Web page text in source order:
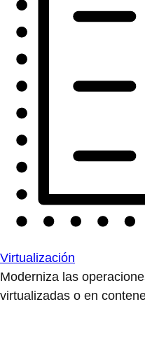
Virtualización
Moderniza las
virtualizadas o en